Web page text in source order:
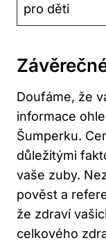
pro děti
Doufáme, že
informace
Šumperku.
důležitými
vaše zuby.
pověst a
že zdraví
celkového